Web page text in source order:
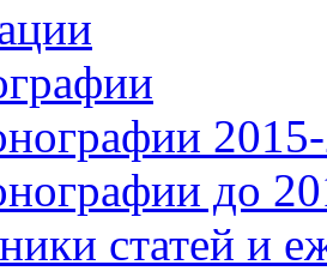
2015-
до
статей и